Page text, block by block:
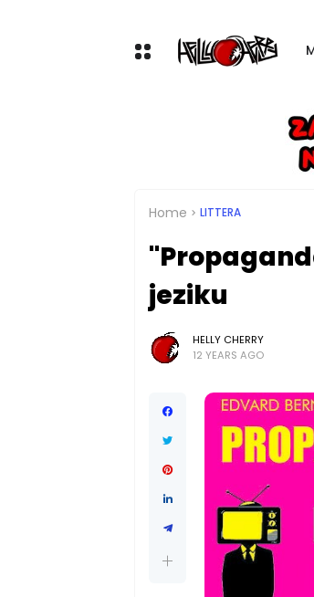
Home LITTERA
jeziku
HELLY CHERRY
12 YEARS AGO